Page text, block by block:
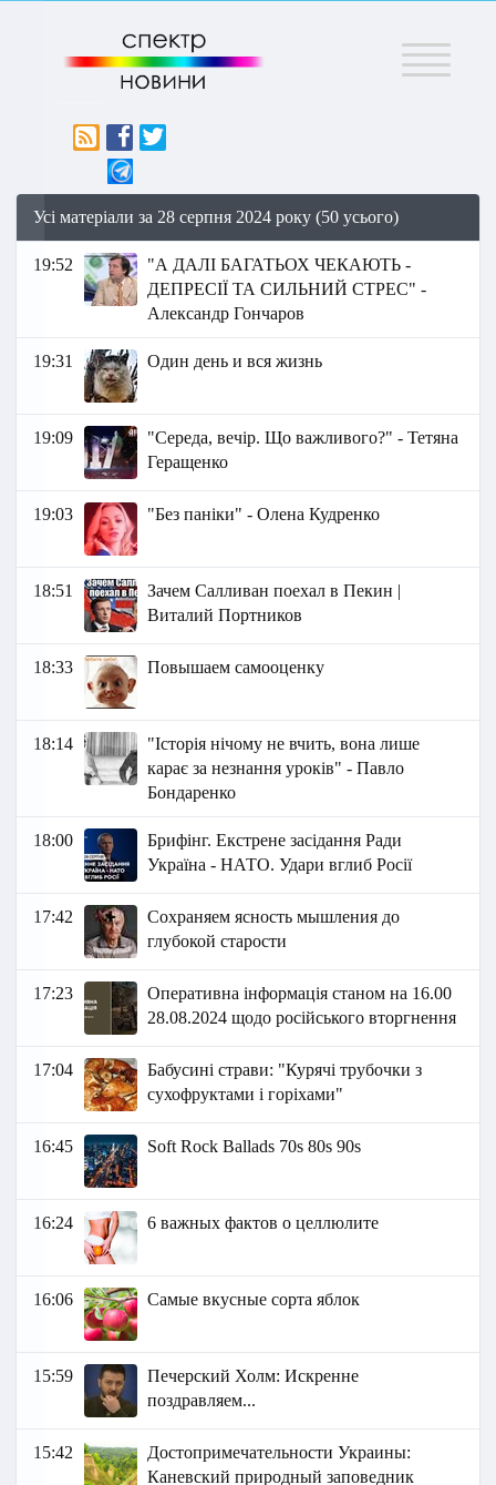
Меню
Усі матеріали за 28 серпня 2024 року (50 усього)
19:52
"А ДАЛІ БАГАТЬОХ ЧЕКАЮТЬ -
ДЕПРЕСІЇ ТА СИЛЬНИЙ СТРЕС" -
Александр Гончаров
19:31 Один день и вся жизнь
19:09
"Середа, вечір. Що важливого?" - Тетяна
Геращенко
19:03 "Без паніки" - Олена Кудренко
18:51
Зачем Салливан поехал в Пекин |
Виталий Портников
18:33 Повышаем самооценку
18:14
"Історія нічому не вчить, вона лише
карає за незнання уроків" - Павло
Бондаренко
18:00
Брифінг. Екстрене засідання Ради
Україна - НАТО. Удари вглиб Росії
17:42
Сохраняем ясность мышления до
глубокой старости
17:23
Оперативна інформація станом на 16.00
28.08.2024 щодо російського вторгнення
17:04
Бабусині страви: "Курячі трубочки з
сухофруктами і горіхами"
16:45 Soft Rock Ballads 70s 80s 90s
16:24 6 важных фактов о целлюлите
16:06 Самые вкусные сорта яблок
15:59
Печерский Холм: Искренне
поздравляем...
15:42
Достопримечательности Украины:
Каневский природный заповедник